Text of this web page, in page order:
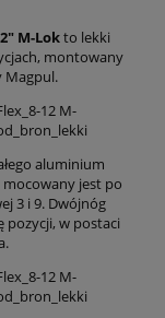
M-Lokto lekki
montowany
Magpul.
aluminium
jest po
3 i 9. Dwójnóg
pozycji, w postaci